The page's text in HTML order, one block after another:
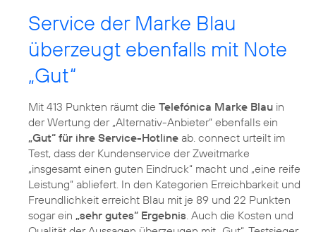
Service der Marke Blau
überzeugt ebenfalls mit Note
„Gut“
Mit 413 Punkten räumt die Telefónica Marke Blau in
der Wertung der „Alternativ-Anbieter“ ebenfalls ein
„Gut“ für ihre Service-Hotline ab. connect urteilt im
Test, dass der Kundenservice der Zweitmarke
„insgesamt einen guten Eindruck“ macht und „eine reife
Leistung“ abliefert. In den Kategorien Erreichbarkeit und
Freundlichkeit erreicht Blau mit je 89 und 22 Punkten
sogar ein „sehr gutes“ Ergebnis. Auch die Kosten und